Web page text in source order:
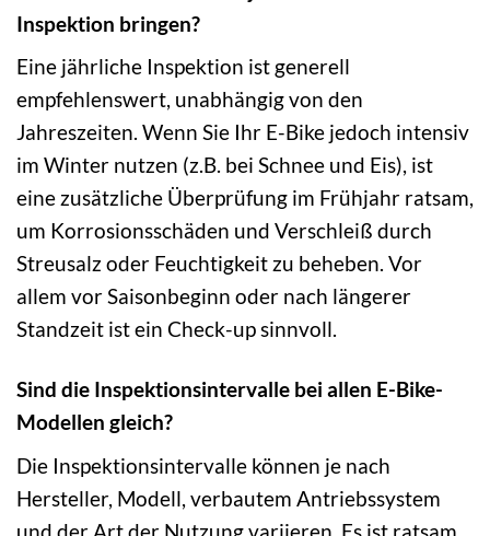
Inspektion bringen?
Eine jährliche Inspektion ist generell
empfehlenswert, unabhängig von den
Jahreszeiten. Wenn Sie Ihr E-Bike jedoch intensiv
im Winter nutzen (z.B. bei Schnee und Eis), ist
eine zusätzliche Überprüfung im Frühjahr ratsam,
um Korrosionsschäden und Verschleiß durch
Streusalz oder Feuchtigkeit zu beheben. Vor
allem vor Saisonbeginn oder nach längerer
Standzeit ist ein Check-up sinnvoll.
Sind die Inspektionsintervalle bei allen E-Bike-
Modellen gleich?
Die Inspektionsintervalle können je nach
Hersteller, Modell, verbautem Antriebssystem
und der Art der Nutzung variieren. Es ist ratsam,